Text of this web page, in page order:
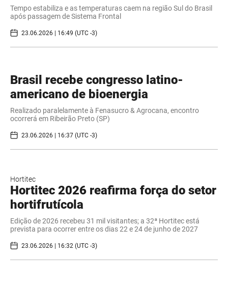
Tempo estabiliza e as temperaturas caem na região Sul do Brasil
após passagem de Sistema Frontal
23.06.2026 | 16:49 (UTC -3)
Brasil recebe congresso latino-
americano de bioenergia
Realizado paralelamente à Fenasucro & Agrocana, encontro
ocorrerá em Ribeirão Preto (SP)
23.06.2026 | 16:37 (UTC -3)
Hortitec
Hortitec 2026 reafirma força do setor
hortifrutícola
Edição de 2026 recebeu 31 mil visitantes; a 32ª Hortitec está
prevista para ocorrer entre os dias 22 e 24 de junho de 2027
23.06.2026 | 16:32 (UTC -3)